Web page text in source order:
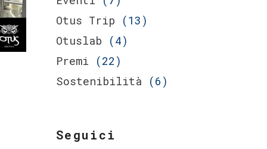
Otus Trip (13)
Otuslab (4)
Premi (22)
Sostenibilità (6)
Seguici